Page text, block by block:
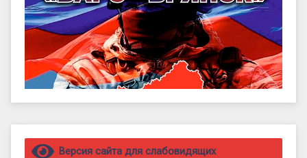
Правый сайдбар
Версия сайта для слабовидящих